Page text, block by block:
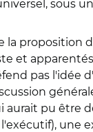
sous
la
et
pas l'idée
pu être
une